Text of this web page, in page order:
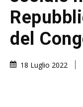
del
18 Luglio 2022